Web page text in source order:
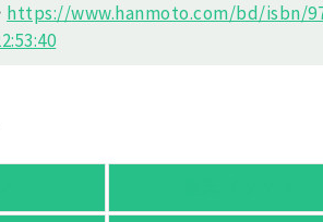
https://www.hanmoto.com/bd/isbn/